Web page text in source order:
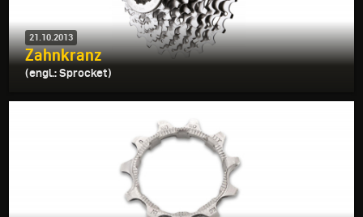
21.10.2013
Zahnkranz
(engl.: Sprocket)